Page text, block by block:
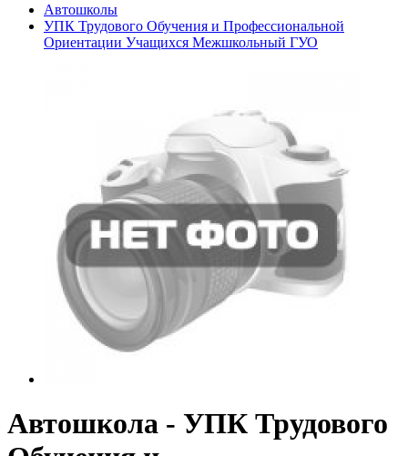
Автошколы
УПК Трудового Обучения и Профессиональной
Ориентации Учащихся Межшкольный ГУО
Автошкола - УПК Трудового